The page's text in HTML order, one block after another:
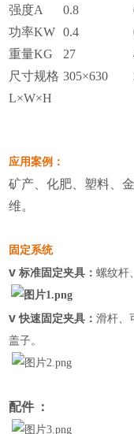
强度A
0.8
功率KW
0.4
重量KG
27
尺寸规格
L×W×H
305×630
应用案例：
矿产、化肥、塑料、
维。
固定系统
v标准固定夹具：螺纹杆
v快速固定夹具：滑杆、
盖子。
配件 ：